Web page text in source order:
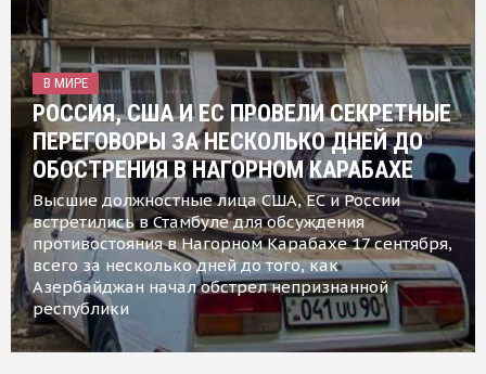
В МИРЕ
РОССИЯ, США И ЕС ПРОВЕЛИ СЕКРЕТНЫЕ
ПЕРЕГОВОРЫ ЗА НЕСКОЛЬКО ДНЕЙ ДО
ОБОСТРЕНИЯ В НАГОРНОМ КАРАБАХЕ
Высшие должностные лица США, ЕС и России
встретились в Стамбуле для обсуждения
противостояния в Нагорном Карабахе 17 сентября,
всего за несколько дней до того, как
Азербайджан начал обстрел непризнанной
республики